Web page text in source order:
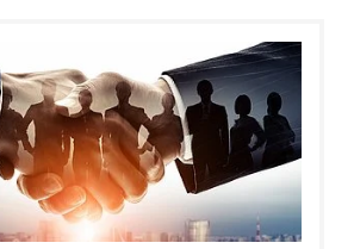
Mathis Dick,
LL.M.
Chiara
Diekmann